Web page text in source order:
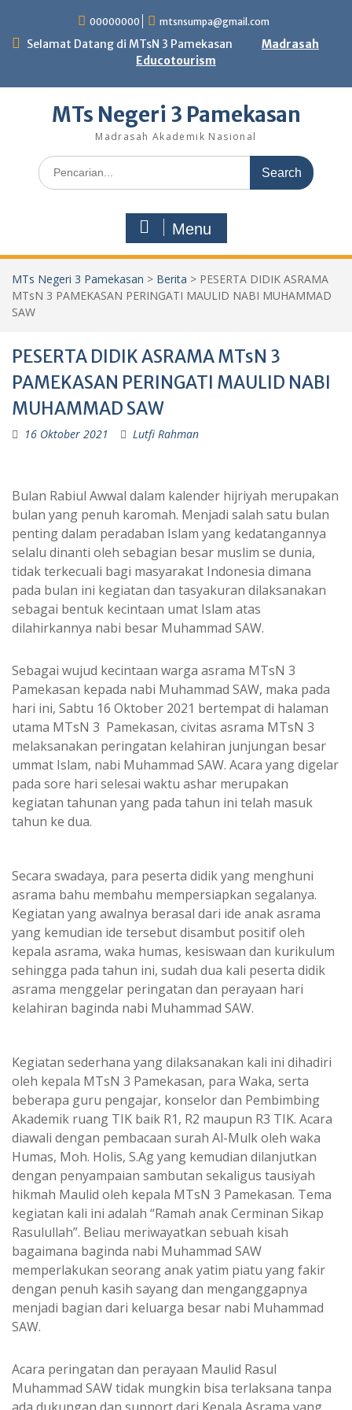
content
00000000 mtsnsumpa@gmail.com
Selamat Datang di MTsN 3 Pamekasan
Madrasah
Educotourism
MTs Negeri 3 Pamekasan
Madrasah Akademik Nasional
Search
for:
Menu
MTs Negeri 3 Pamekasan > Berita > PESERTA DIDIK ASRAMA
MTsN 3 PAMEKASAN PERINGATI MAULID NABI MUHAMMAD
SAW
PESERTA DIDIK ASRAMA MTsN 3
PAMEKASAN PERINGATI MAULID NABI
MUHAMMAD SAW
16 Oktober 2021 Lutfi Rahman
Bulan Rabiul Awwal dalam kalender hijriyah merupakan
bulan yang penuh karomah. Menjadi salah satu bulan
penting dalam peradaban Islam yang kedatangannya
selalu dinanti oleh sebagian besar muslim se dunia,
tidak terkecuali bagi masyarakat Indonesia dimana
pada bulan ini kegiatan dan tasyakuran dilaksanakan
sebagai bentuk kecintaan umat Islam atas
dilahirkannya nabi besar Muhammad SAW.
Sebagai wujud kecintaan warga asrama MTsN 3
Pamekasan kepada nabi Muhammad SAW, maka pada
hari ini, Sabtu 16 Oktober 2021 bertempat di halaman
utama MTsN 3 Pamekasan, civitas asrama MTsN 3
melaksanakan peringatan kelahiran junjungan besar
ummat Islam, nabi Muhammad SAW. Acara yang digelar
pada sore hari selesai waktu ashar merupakan
kegiatan tahunan yang pada tahun ini telah masuk
tahun ke dua.
Secara swadaya, para peserta didik yang menghuni
asrama bahu membahu mempersiapkan segalanya.
Kegiatan yang awalnya berasal dari ide anak asrama
yang kemudian ide tersebut disambut positif oleh
kepala asrama, waka humas, kesiswaan dan kurikulum
sehingga pada tahun ini, sudah dua kali peserta didik
asrama menggelar peringatan dan perayaan hari
kelahiran baginda nabi Muhammad SAW.
Kegiatan sederhana yang dilaksanakan kali ini dihadiri
oleh kepala MTsN 3 Pamekasan, para Waka, serta
beberapa guru pengajar, konselor dan Pembimbing
Akademik ruang TIK baik R1, R2 maupun R3 TIK. Acara
diawali dengan pembacaan surah Al-Mulk oleh waka
Humas, Moh. Holis, S.Ag yang kemudian dilanjutkan
dengan penyampaian sambutan sekaligus tausiyah
hikmah Maulid oleh kepala MTsN 3 Pamekasan. Tema
kegiatan kali ini adalah “Ramah anak Cerminan Sikap
Rasulullah”. Beliau meriwayatkan sebuah kisah
bagaimana baginda nabi Muhammad SAW
memperlakukan seorang anak yatim piatu yang fakir
dengan penuh kasih sayang dan menganggapnya
menjadi bagian dari keluarga besar nabi Muhammad
SAW.
Acara peringatan dan perayaan Maulid Rasul
Muhammad SAW tidak mungkin bisa terlaksana tanpa